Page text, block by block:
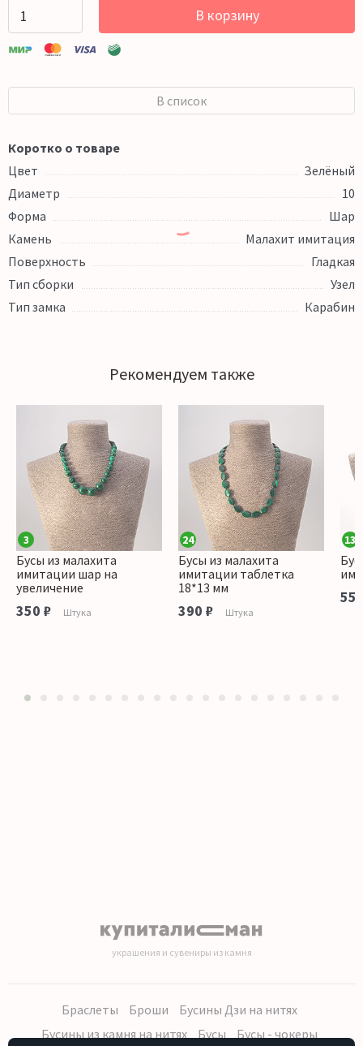
В корзину
В список
Коротко о товаре
Цвет
Зелёный
Диаметр
10
Форма
Шар
Камень
Малахит имитация
Поверхность
Гладкая
Тип сборки
Узел
Тип замка
Карабин
Рекомендуем также
3
Бусы из малахита
имитации шар на
увеличение
350 ₽ Штука
24
Бусы из малахита
имитации таблетка
18*13 мм
390 ₽ Штука
13
украшения и сувениры из камня
Браслеты Броши
Бусины Дзи на нитях
Бусины из камня на нитях
Бусы Бусы - чокеры